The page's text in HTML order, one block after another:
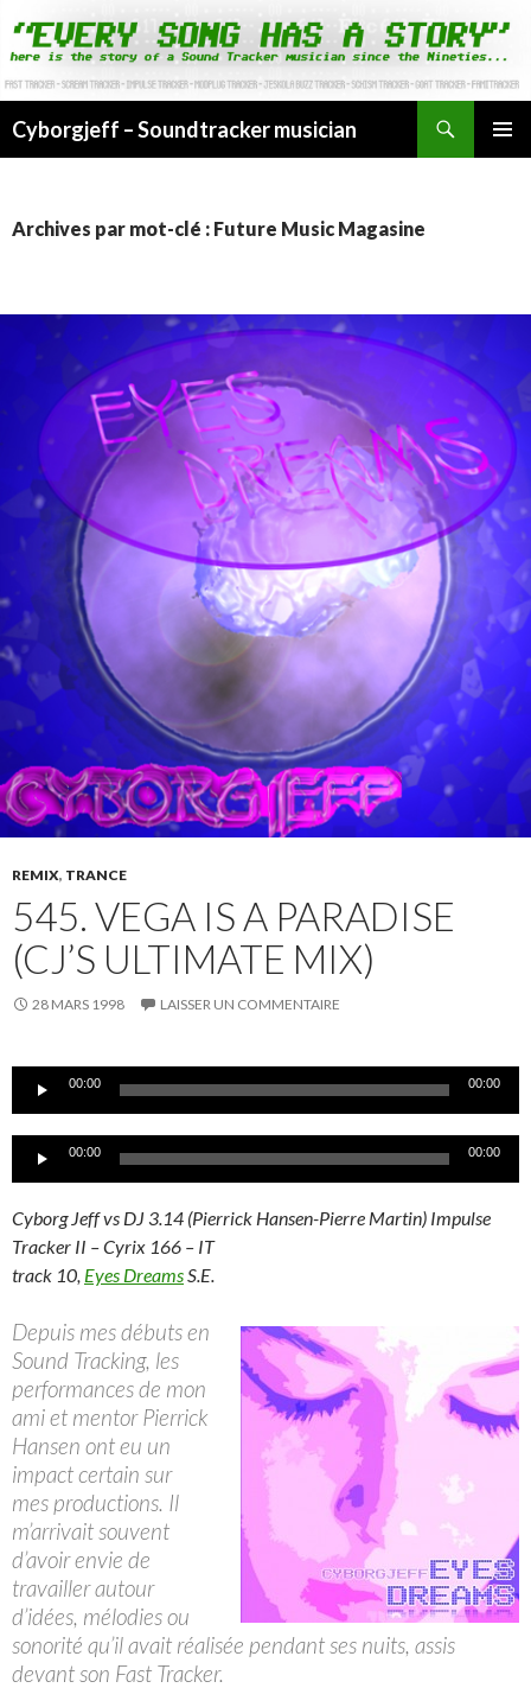
Cyborgjeff – Soundtracker musician
Archives par mot-clé : Future Music Magasine
REMIX, TRANCE
545. VEGA IS A PARADISE
(CJ’S ULTIMATE MIX)
28 MARS 1998 LAISSER UN COMMENTAIRE
Lecteur00:00 00:00
Lecteur00:00 00:00
Cyborg Jeff vs DJ 3.14 (Pierrick Hansen-Pierre Martin) Impulse
Tracker II – Cyrix 166 – IT
track 10, Eyes DreamsS.E.
Depuis mes débuts en
Sound Tracking, les
performances de mon
ami et mentor Pierrick
Hansen ont eu un
impact certain sur
mes productions. Il
m’arrivait souvent
d’avoir envie de
travailler autour
d’idées, mélodies ou
sonorité qu’il avait réalisée pendant ses nuits, assis
devant son Fast Tracker.